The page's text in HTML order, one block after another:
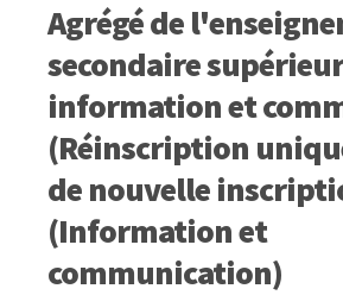
Agrégé de
secondaire
information et
(Réinscription
de nouvelle
(Information et
communication)